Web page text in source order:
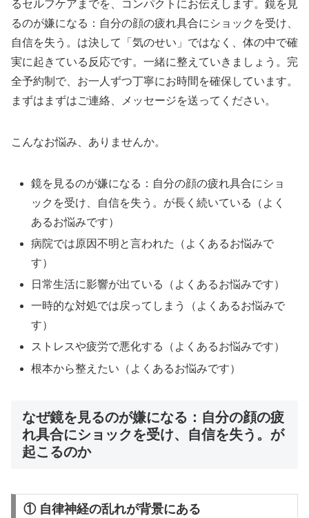
るセルフケアまでを、コンパクトにお伝えします。鏡を見
るのが嫌になる：自分の顔の疲れ具合にショックを受け、
自信を失う。は決して「気のせい」ではなく、体の中で確
実に起きている反応です。一緒に整えていきましょう。完
全予約制で、お一人ずつ丁寧にお時間を確保しています。
まずはまずはご連絡、メッセージを送ってください。
こんなお悩み、ありませんか。
鏡を見るのが嫌になる：自分の顔の疲れ具合にショ
ックを受け、自信を失う。が長く続いている（よく
あるお悩みです）
病院では原因不明と言われた（よくあるお悩みで
す）
日常生活に影響が出ている（よくあるお悩みです）
一時的な対処では戻ってしまう（よくあるお悩みで
す）
ストレスや疲労で悪化する（よくあるお悩みです）
根本から整えたい（よくあるお悩みです）
なぜ鏡を見るのが嫌になる：自分の顔の疲
れ具合にショックを受け、自信を失う。が
起こるのか
① 自律神経の乱れが背景にある